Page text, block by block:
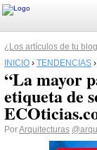
¿Los artículos de tu
INICIO › TENDENCIAS ›
“La mayor
etiqueta de
PorArquitecturas